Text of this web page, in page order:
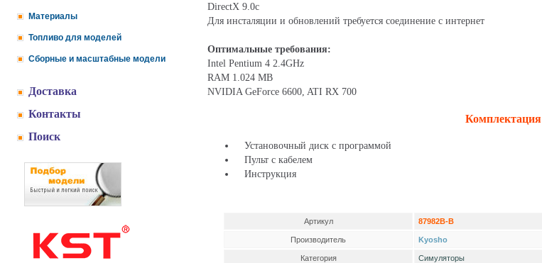
Материалы
Топливо для моделей
Сборные и масштабные модели
Доставка
Контакты
Поиск
DirectX 9.0c
Для инсталяции и обновлений требуется соединение с интернет
Оптимальные требования:
Intel Pentium 4 2.4GHz
RAM 1.024 MB
NVIDIA GeForce 6600, ATI RX 700
Комплектация
Установочный диск с программой
Пульт с кабелем
Инструкция
Артикул 87982B-B
Производитель Kyosho
Категория Симуляторы